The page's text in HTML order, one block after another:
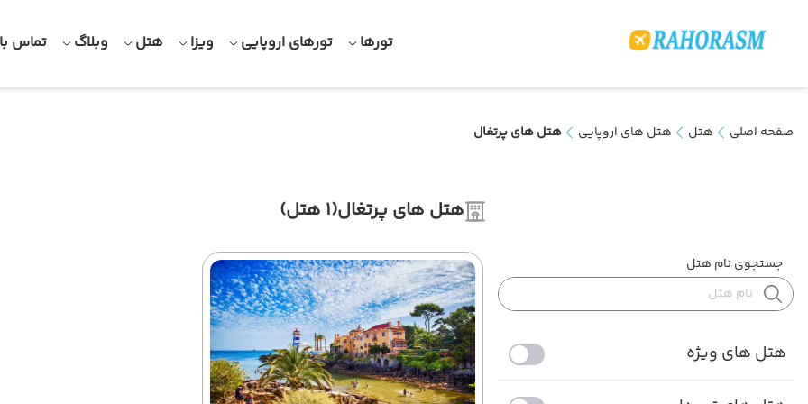
تورها تورهای اروپایی ویزا هتل وبلاگ تماس
صفحه اصلی هتل هتل های اروپایی هتل های پرتغال
هتل های پرتغال(1 هتل)
جستجوی نام هتل
هتل های ویژه